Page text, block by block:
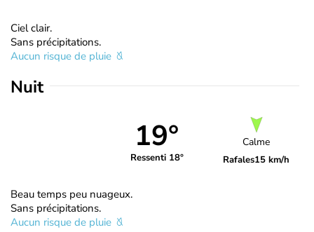
Ciel clair.
Sans précipitations.
Aucun risque de pluie
Nuit
19°
Ressenti 18°
Calme
Rafales15 km/h
Beau temps peu nuageux.
Sans précipitations.
Aucun risque de pluie